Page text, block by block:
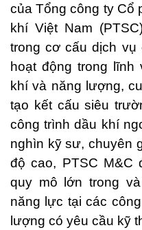
của Tổng công ty Cổ
khí Việt Nam
trong cơ cấu dịch vụ
hoạt động trong
khí và năng lượng,
tạo kết cấu siêu
công trình dầu khí
nghìn kỹ sư, chuyên
độ cao, PTSC M&C
quy mô lớn trong
năng lực tại các
lượng có yêu cầu kỹ